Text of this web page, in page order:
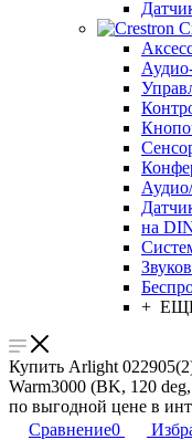
на
+
Купить Arlight
Warm3000 (BK, 120
по выгодной цене в
Сравнение0